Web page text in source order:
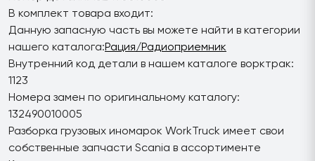
В комплект товара входит:
Данную запасную часть вы можете найти в категории
нашего каталога:Рация/Радиоприемник
Внутренний код детали в нашем каталоге ворктрак:
1123
Номера замен по оригинальному каталогу:
132490010005
Разборка грузовых иномарок WorkTruck имеет свои
собственные запчасти Scania в ассортименте